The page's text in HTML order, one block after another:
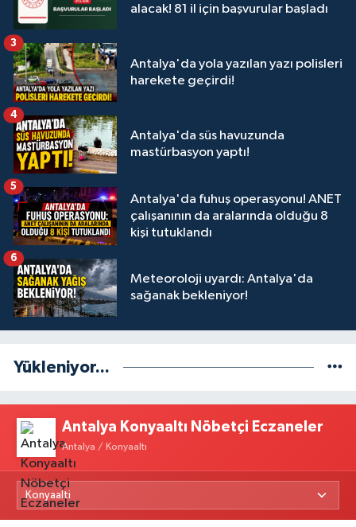
alacak! 81 il için başvurular başladı
Antalya'da yola yazılan yazı polisleri
harekete geçirdi!
3
Antalya'da süs havuzunda
mastürbasyon yaptı!
4
Antalya'da fuhuş operasyonu! ANET
çalışanının da aralarında olduğu 8
kişi tutuklandı
5
Meteoroloji uyardı: Antalya'da
sağanak bekleniyor!
6
Yükleniyor...
Antalya Konyaaltı Nöbetçi Eczaneler
Antalya / Konyaaltı